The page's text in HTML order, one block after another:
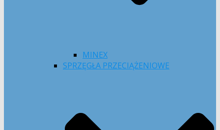
MINEX
SPRZĘGŁA PRZECIĄŻENIOWE